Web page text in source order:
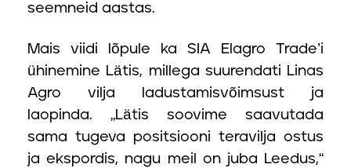
seemneid aastas.
Mais viidi lõpule ka SIA Elagro Trade’i
ühinemine Lätis, millega suurendati Linas
Agro vilja ladustamisvõimsust ja
laopinda. „Lätis soovime saavutada
sama tugeva positsiooni teravilja ostus
ja ekspordis, nagu meil on juba Leedus,“